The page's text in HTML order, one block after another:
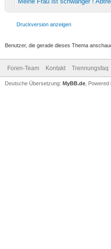
Druckversion anzeigen
Benutzer, die gerade dieses Thema
Foren-Team Kontakt Trennungsfaq
Deutsche Übersetzung: MyBB.de , Powered